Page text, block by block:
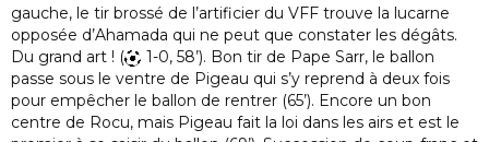
gauche, le tir brossé de l’artificier du VFF trouve la lucarne
opposée d’Ahamada qui ne peut que constater les dégâts.
Du grand art ! (
1-0, 58’). Bon tir de Pape Sarr, le ballon
passe sous le ventre de Pigeau qui s’y reprend à deux fois
pour empêcher le ballon de rentrer (65’). Encore un bon
centre de Rocu, mais Pigeau fait la loi dans les airs et est le